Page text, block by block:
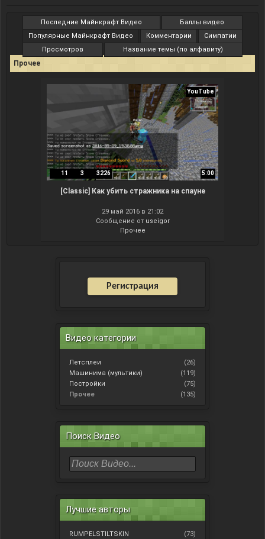
Последние Майнкрафт Видео
Баллы видео
Популярные Майнкрафт Видео
Комментарии
Симпатии
Просмотров
Название темы (по алфавиту)
Прочее
YouTube
11 3 3226 5:00
[Classic] Как убить стражника на спауне
29 май 2016 в 21:02
Сообщение от useigor
Прочее
Регистрация
Видео категории
Летсплеи
(26)
Машинима (мультики)
(119)
Постройки
(75)
Прочее
(135)
Поиск Видео
Лучшие авторы
RUMPELSTILTSKIN
(73)